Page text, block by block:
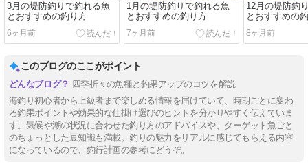
3月の堤防釣りで釣れる魚
とおすすめの釣り方
6ヶ月前
1月の堤防釣りで釣れる魚
とおすすめの釣り方
7ヶ月前
12月の堤防釣
とおすすめの
8ヶ月前
このブログのここがポイント
四季折々の魚種と釣果アップのコツを解説
海釣り初心者から上級者まで楽しめる情報を届けていて、時期ごとに変わ
る釣果ポイントや効果的な仕掛け選びのヒントを分かりやすく伝えていま
す。気候や潮の状況に合わせた釣り方のアドバイスや、ターゲット魚ごと
のちょっとした豆知識も満載。釣りの魅力をリアルに感じてもらえる内容
になっているので、釣行計画の参考にどうぞ。